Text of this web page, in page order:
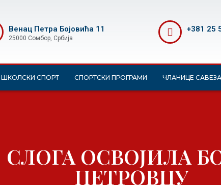
Венац Петра Бојовића 11
25000 Сомбор, Србија
+381 25
ШКОЛСКИ СПОРТ СПОРТСКИ ПРОГРАМИ ЧЛАНИЦЕ САВЕЗА
СЛОГА ОСВОЈИЛА
ПЕТРОВЦУ